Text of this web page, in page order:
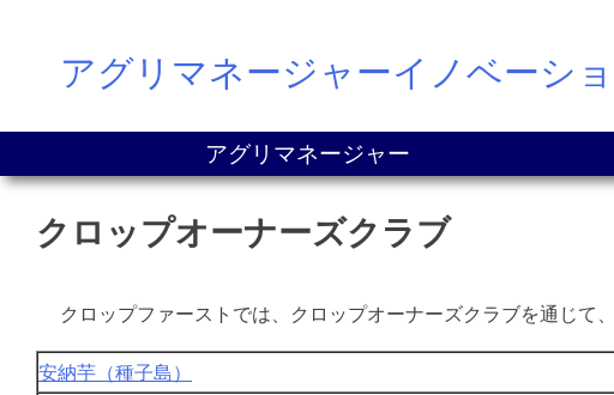
content
アグリマネージャーイノベーシ
アグリマネージャー
クロップオーナーズクラブ
クロップファーストでは、クロップオーナーズクラブを通じ
安納芋（種子島）